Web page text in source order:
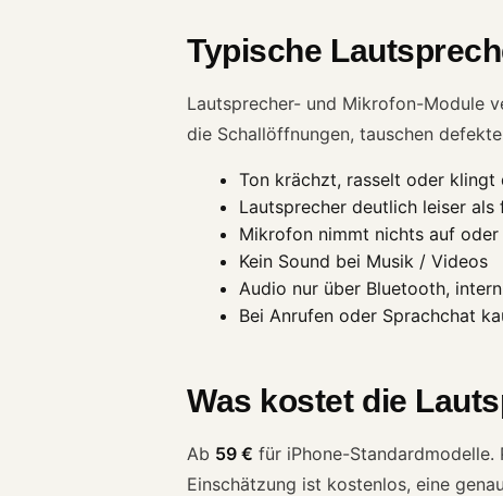
Typische
Lautsprecher- und Mikrofon-Module
die Schallöffnungen, tauschen
Ton krächzt, rasselt oder klingt
Lautsprecher deutlich leiser als
Mikrofon nimmt nichts auf
Kein Sound bei Musik / Videos
Audio nur über Bluetooth,
Bei Anrufen oder Sprachchat
Was kostet die
Ab 59 € für iPhone-Standardmodelle.
Einschätzung ist kostenlos, eine